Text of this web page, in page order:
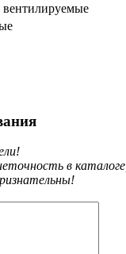
вентилируемые
в каталоге,